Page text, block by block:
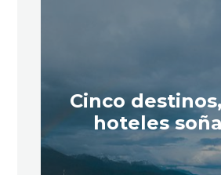
Cinco
hoteles